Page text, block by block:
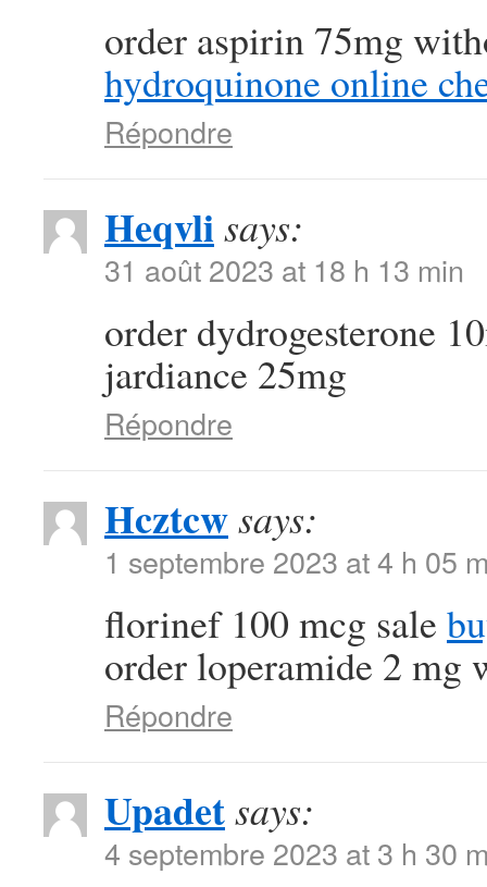
order aspirin 75mg
hydroquinone online
Répondre
Heqvlisays:
31 août 2023 at 18 h 13 min
order dydrogesterone
jardiance 25mg
Répondre
Hcztcwsays:
1 septembre 2023 at 4 h 05
florinef 100 mcg sale
order loperamide 2 mg
Répondre
Upadetsays:
4 septembre 2023 at 3 h 30